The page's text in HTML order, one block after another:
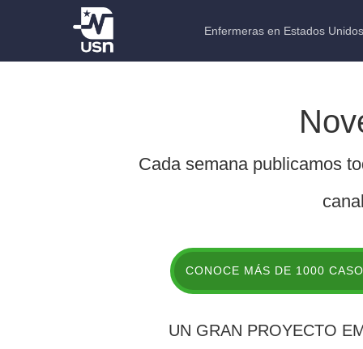
Enfermeras en Estados Unidos
Cada semana publicamos
CONOCE MÁS DE 1000
UN GRAN PROYECTO